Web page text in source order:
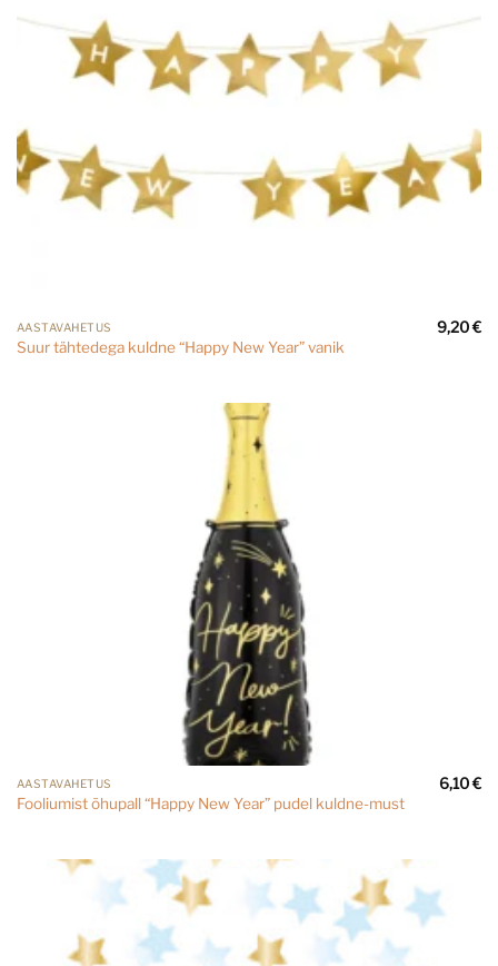
AASTAVAHETUS
Suur tähtedega kuldne “Happy New Year” vanik
9,20€
AASTAVAHETUS
Fooliumist õhupall “Happy New Year” pudel kuldne-must
6,10€